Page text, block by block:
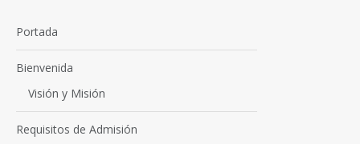
Portada
Bienvenida
Visión y Misión
Requisitos de Admisión